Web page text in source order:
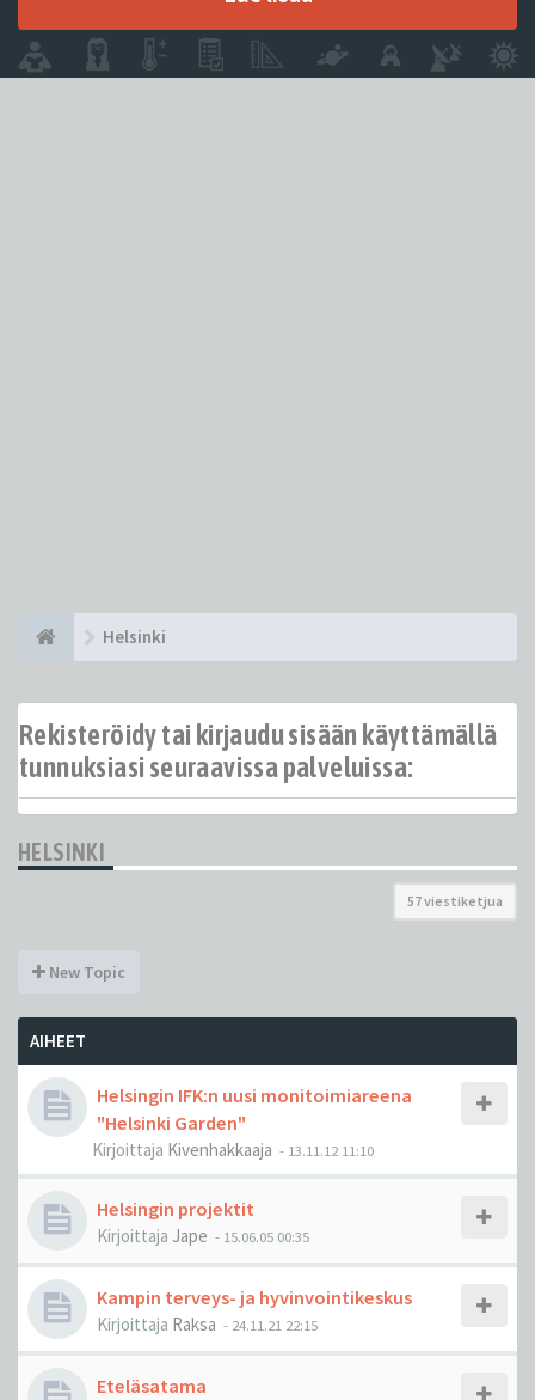
Helsinki
Rekisteröidy tai kirjaudu sisään käyttämällä
tunnuksiasi seuraavissa palveluissa:
HELSINKI
57 viestiketjua
New Topic
AIHEET
Helsingin IFK:n uusi monitoimiareena
"Helsinki Garden"
Kirjoittaja Kivenhakkaaja - 13.11.12 11:10
Helsingin projektit
Kirjoittaja Jape - 15.06.05 00:35
Kampin terveys- ja hyvinvointikeskus
Kirjoittaja Raksa - 24.11.21 22:15
Eteläsatama